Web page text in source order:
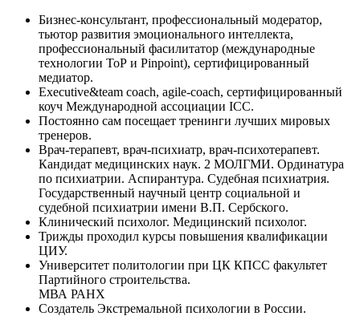
Бизнес-консультант, профессиональный модератор,
тьютор развития эмоционального интеллекта,
профессиональный фасилитатор (международные
технологии ТоР и Pinpoint), сертифицированный
медиатор.
Executive&team coach, agile-coach, сертифицированный
коуч Международной ассоциации ICC.
Постоянно сам посещает тренинги лучших мировых
тренеров.
Врач-терапевт, врач-психиатр, врач-психотерапевт.
Кандидат медицинских наук. 2 МОЛГМИ. Ординатура
по психиатрии. Аспирантура. Судебная психиатрия.
Государственный научный центр социальной и
судебной психиатрии имени В.П. Сербского.
Клинический психолог. Медицинский психолог.
Трижды проходил курсы повышения квалификации
ЦИУ.
Университет политологии при ЦК КПСС факультет
Партийного строительства.
МВА РАНХ
Создатель Экстремальной психологии в России.